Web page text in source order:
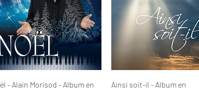
Aperçu rapide
- Alain Morisod - Album en
Aperçu rapide
Ainsi soit-il - Album en